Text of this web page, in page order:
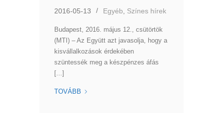
2016-05-13 Egyéb Színes hírek
Budapest, 2016. május 12., csütörtök
(MTI) – Az Együtt azt javasolja, hogy a
kisvállalkozások érdekében
szüntessék meg a készpénzes áfás
[...]
TOVÁBB